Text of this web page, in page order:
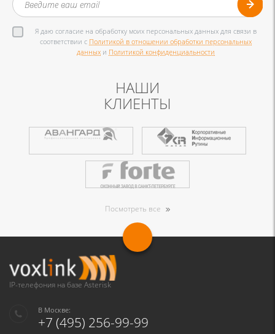
Я даю согласие на обработку моих персональных данных для связи в
соответствии с Политикой в отношении обработки персональных
данных и Политикой конфиденциальности
НАШИ
КЛИЕНТЫ
Посмотреть все
IP-телефония на базе Asterisk
В Москве:
+7 (495) 256-99-99